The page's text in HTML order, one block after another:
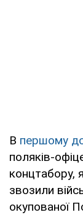
В першому
поляків-
концтабору,
звозили
окупованої